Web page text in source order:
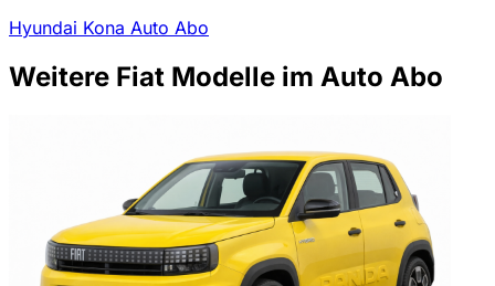
Hyundai Kona Auto Abo
Weitere Fiat Modelle im Auto Abo